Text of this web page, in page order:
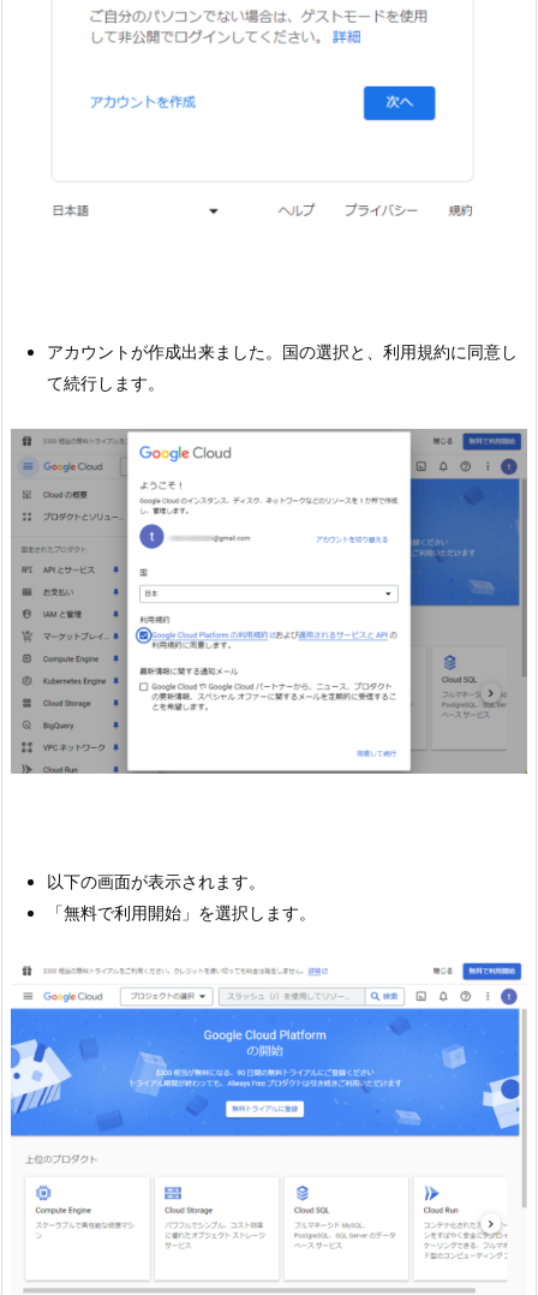
アカウントが作成出来ました。国の選択と、利用規約に同意し
て続行します。
以下の画面が表示されます。
「無料で利用開始」を選択します。